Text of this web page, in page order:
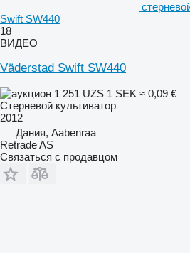
Swift SW440
18
ВИДЕО
Väderstad Swift SW440
1 251 UZS 1 SEK ≈ 0,09 €
Стерневой культиватор
2012
Дания, Aabenraa
Retrade AS
Связаться с продавцом